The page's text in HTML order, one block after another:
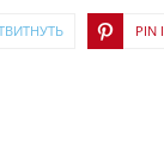
PIN